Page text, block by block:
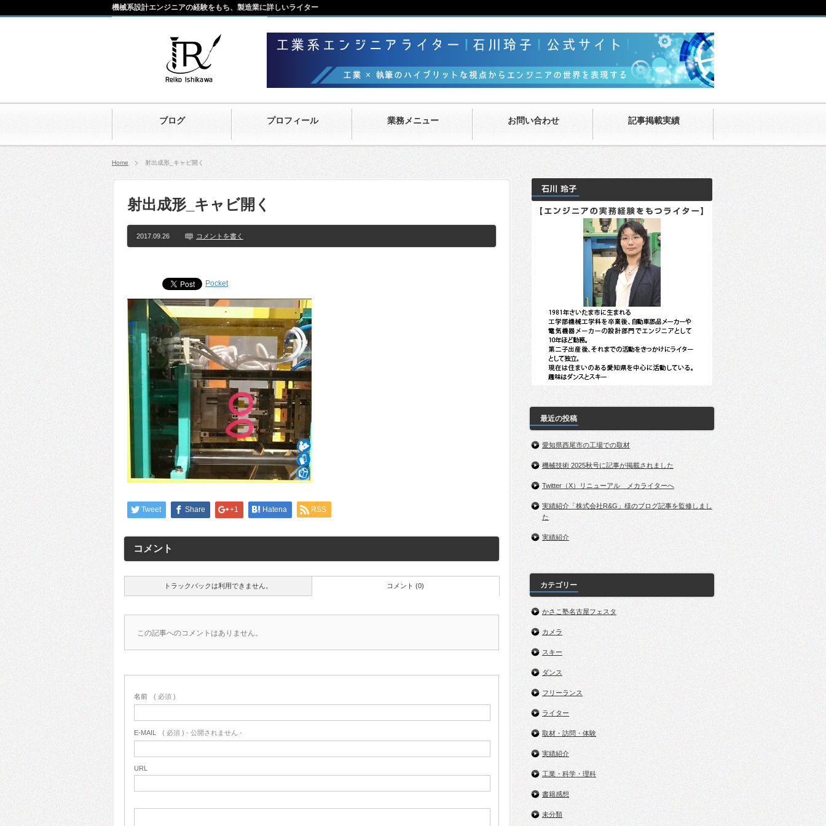
ブログ プロフィール 業務メニュー お問い合わせ 記事掲載実績
機械系設計エンジニアの経験をもち、製造業に詳しいライター
Home 射出成形_キャビ開く
射出成形_キャビ開く
2017.09.26 コメントを書く
Pocket
Tweet Share +1 Hatena RSS
コメント
トラックバックは利用できません。 コメント (0)
この記事へのコメントはありません。
名前 ( 必須 )
E-MAIL ( 必須 ) - 公開されません -
URL
最近の投稿
愛知県西尾市の工場での取材
機械技術 2025秋号に記事が掲載されました
Twitter（X）リニューアル メカライターへ
実績紹介「株式会社R&G」様のブログ記事を監修しまし
た
実績紹介
カテゴリー
かさこ塾名古屋フェスタ
カメラ
スキー
ダンス
フリーランス
ライター
取材・訪問・体験
実績紹介
工業・科学・理科
書籍感想
未分類